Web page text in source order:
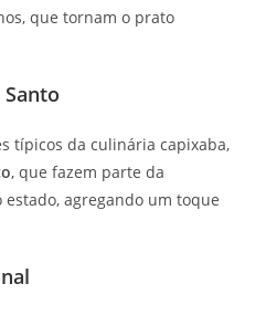
que tornam o prato
típicos da culinária capixaba,
, que fazem parte da
agregando um toque